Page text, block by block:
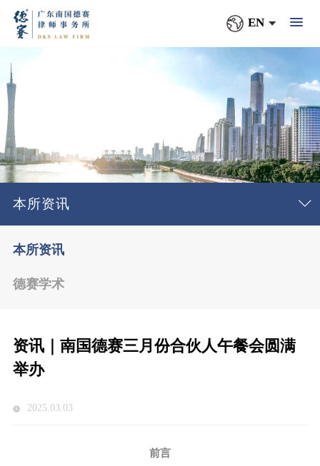
EN
本所资讯
本所资讯
德赛学术
资讯｜南国德赛三月份合伙人午餐会圆满
举办
2025.03.03
前言